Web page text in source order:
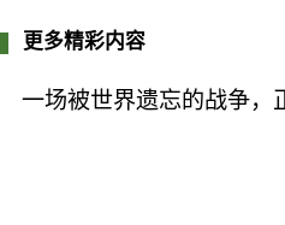
更多精彩内容
一场被世界遗忘的战争，